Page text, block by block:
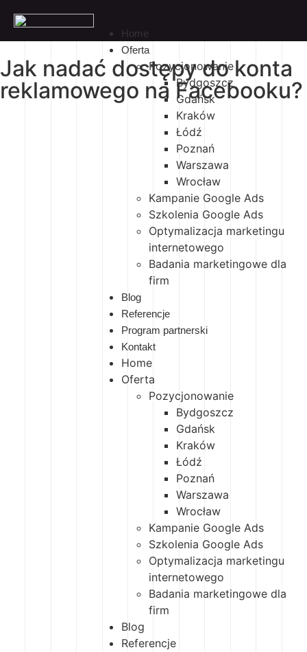
Home
Oferta
Pozycjonowanie
Bydgoszcz
Gdańsk
Kraków
Łódź
Poznań
Warszawa
Wrocław
Kampanie Google Ads
Szkolenia Google Ads
Optymalizacja marketingu
internetowego
Badania marketingowe dla
firm
Blog
Referencje
Program partnerski
Kontakt
Home
Oferta
Pozycjonowanie
Bydgoszcz
Gdańsk
Kraków
Łódź
Poznań
Warszawa
Wrocław
Kampanie Google Ads
Szkolenia Google Ads
Optymalizacja marketingu
internetowego
Badania marketingowe dla
firm
Blog
Referencje
Jak nadać dostępy do konta
reklamowego na Facebooku?